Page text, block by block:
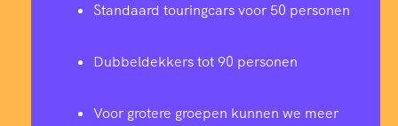
Standaard touringcars voor 50 personen
Dubbeldekkers tot 90 personen
Voor grotere groepen kunnen we meer